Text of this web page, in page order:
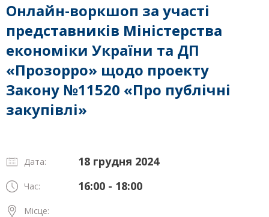
Онлайн-воркшоп за участі
представників Міністерства
економіки України та ДП
«Прозорро» щодо проекту
Закону №11520 «Про публічні
закупівлі»
Дата: 18 грудня 2024
Час: 16:00 - 18:00
Місце: